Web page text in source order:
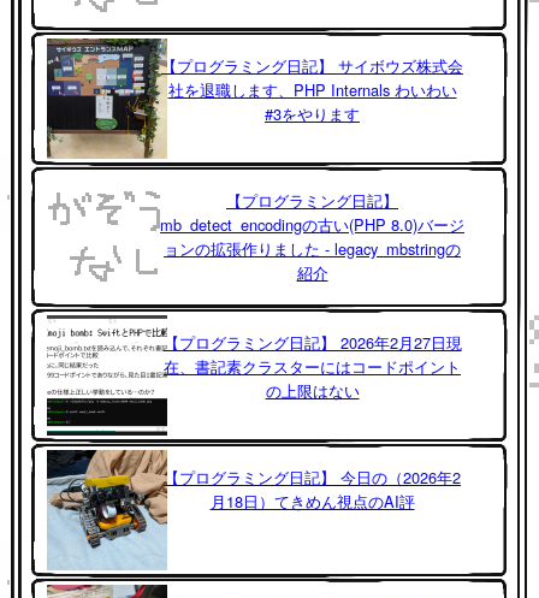
【プログラミング日記】 サイボウズ株式会
社を退職します、PHP Internals わいわい
#3をやります
【プログラミング日記】
mb_detect_encodingの古い(PHP 8.0)バージ
ョンの拡張作りました - legacy_mbstringの
紹介
【プログラミング日記】 2026年2月27日現
在、書記素クラスターにはコードポイント
の上限はない
【プログラミング日記】 今日の（2026年2
月18日）てきめん視点のAI評